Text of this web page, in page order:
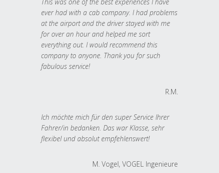
ever had with a cab company. I had problems
at the airport and the driver stayed with me
for over an hour and helped me sort
everything out. I would recommend this
company to anyone. Thank you for such
fabulous service!
R.M.
Ich möchte mich für den super Service Ihrer
Fahrer/in bedanken. Das war Klasse, sehr
flexibel und absolut empfehlenswert!
M. Vogel, VOGEL Ingenieure